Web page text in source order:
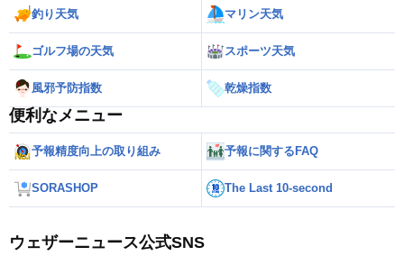
釣り天気 マリン天気
ゴルフ場の天気 スポーツ天気
風邪予防指数 乾燥指数
便利なメニュー
予報精度向上の取り組み 予報に関するFAQ
SORASHOP The Last 10-second
ウェザーニュース公式SNS